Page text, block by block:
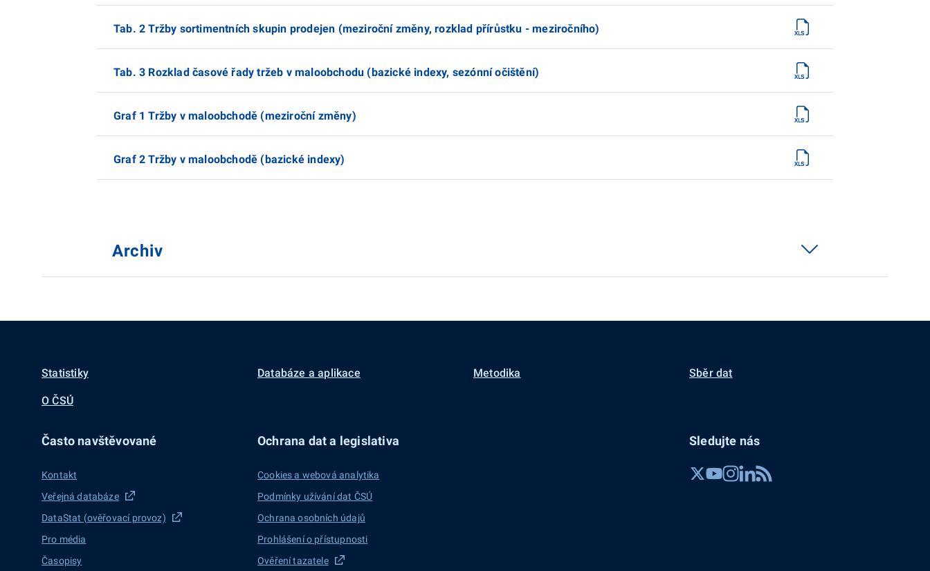
Tab. 2 Tržby sortimentních skupin prodejen (meziroční změny, rozklad přírůstku - meziročního)
Tab. 3 Rozklad časové řady tržeb v maloobchodu (bazické indexy, sezónní očištění)
Graf 1 Tržby v maloobchodě (meziroční změny)
Graf 2 Tržby v maloobchodě (bazické indexy)
Archiv
Statistiky Databáze a aplikace Metodika Sběr dat
O ČSÚ
Často navštěvované
Kontakt
Veřejná databáze
DataStat (ověřovací provoz)
Pro média
Časopisy
Ochrana dat a legislativa
Cookies a webová analytika
Podmínky užívání dat ČSÚ
Ochrana osobních údajů
Prohlášení o přístupnosti
Ověření tazatele
Sledujte nás